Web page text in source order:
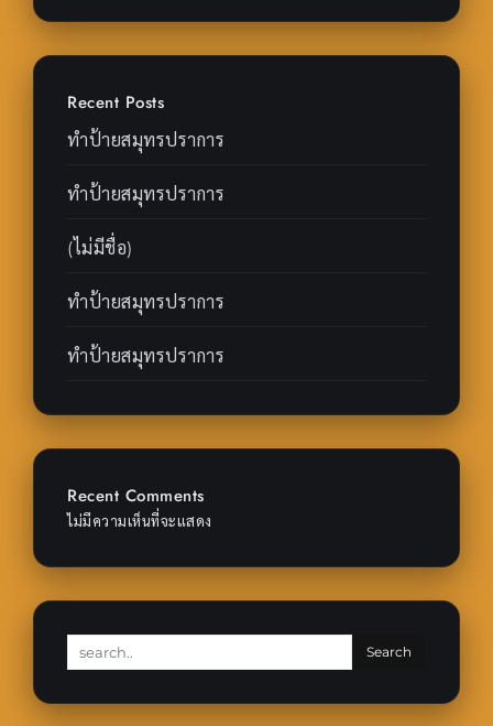
Recent Posts
ทำป้ายสมุทรปราการ
ทำป้ายสมุทรปราการ
(ไม่มีชื่อ)
ทำป้ายสมุทรปราการ
ทำป้ายสมุทรปราการ
Recent Comments
ไม่มีความเห็นที่จะแสดง